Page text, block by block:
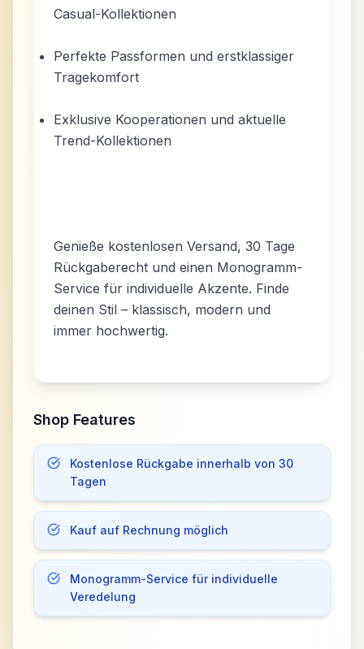
Casual-Kollektionen
Perfekte Passformen und erstklassiger
Tragekomfort
Exklusive Kooperationen und aktuelle
Trend-Kollektionen
Genieße kostenlosen Versand, 30 Tage
Rückgaberecht und einen Monogramm-
Service für individuelle Akzente. Finde
deinen Stil – klassisch, modern und
Shop Features
Kostenlose Rückgabe innerhalb von 30
Tagen
Kauf auf Rechnung möglich
Monogramm-Service für individuelle
Veredelung